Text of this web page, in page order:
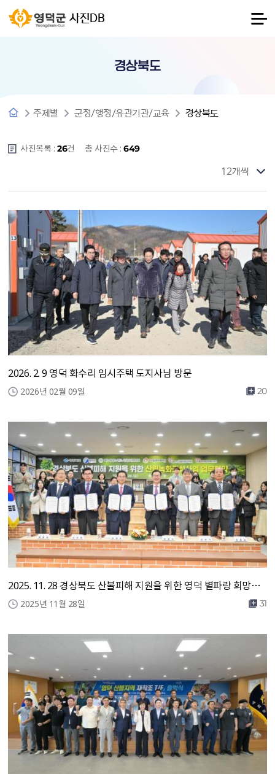
사진DB
경상북도
주제별 군정/행정/유관기관/교육 경상북도
사진목록 :26건 총 사진수 :649
2026. 2. 9 영덕 화수리 임시주택 도지사님 방문
2026년 02월 09일 20
2025. 11. 28 경상북도 산불피해 지원을 위한 영덕 별파랑 희망숲 조성 업무협약식
2025년 11월 28일 31